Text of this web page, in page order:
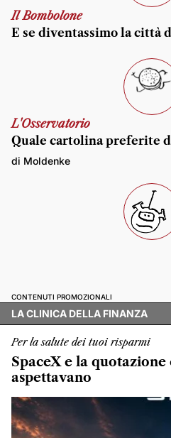
Il Bombolone
E se diventassimo la città
L'Osservatorio
Quale cartolina preferite
di Moldenke
CONTENUTI PROMOZIONALI
LA CLINICA DELLA FINANZA
Per la salute dei tuoi risparmi
SpaceX e la
aspettavano